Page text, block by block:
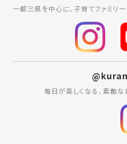
一都三県を中心に、子育てファミリ
毎日が楽しくなる、素敵